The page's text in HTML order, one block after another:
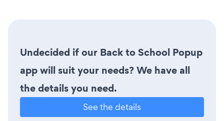
Undecided if our Back to School Popup
app will suit your needs? We have all
the details you need.
See the details